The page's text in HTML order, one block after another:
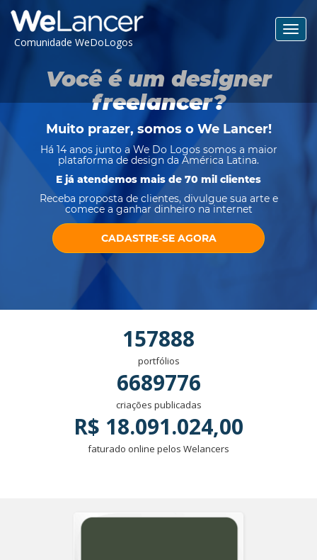
Comunidade WeDoLogos
Você é um designer
freelancer?
Muito prazer, somos o We Lancer!
Há 14 anos junto a We Do Logos somos a maior
plataforma de design da América Latina.
E já atendemos mais de 70 mil clientes
Receba proposta de clientes, divulgue sua arte e
comece a ganhar dinheiro na internet
CADASTRE-SE AGORA
157888
portfólios
6689776
criações publicadas
R$ 18.091.024,00
faturado online pelos Welancers